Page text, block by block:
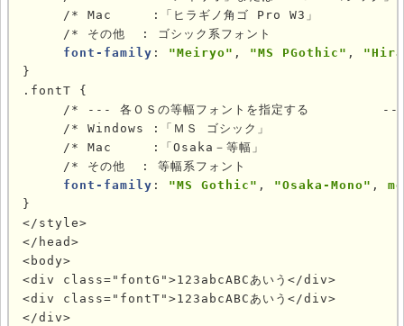
/* Mac     :「ヒラギノ角ゴ Pro W3」
/* その他  : ゴシック系フォント
font-family : "Meiryo" , "MS PGothic" ,
}
.fontT {
/* --- 各ＯＳの等幅フォントを指定する
/* Windows :「ＭＳ ゴシック」
/* Mac     :「Osaka－等幅」
/* その他  : 等幅系フォント
font-family : "MS Gothic" , "Osaka-Mono" ,
}
</style>
</head>
<body>
<div class="fontG">123abcABCあいう</div>
<div class="fontT">123abcABCあいう</div>
</div>